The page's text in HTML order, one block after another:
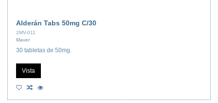
Alderán Tabs 50mg C/30
2MV-011
Maver
30 tabletas de 50mg.
Vista